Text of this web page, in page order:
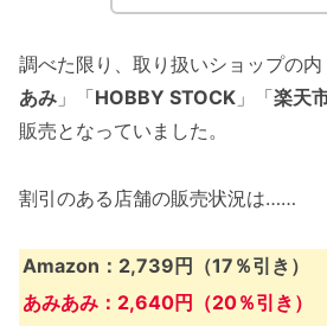
調べた限り、取り扱いショップの内
あみ 」「HOBBY STOCK 」「楽天
販売となっていました。
割引のある店舗の販売状況は……
Amazon：2,739円（17％引き）
あみあみ：2,640円（20％引き）